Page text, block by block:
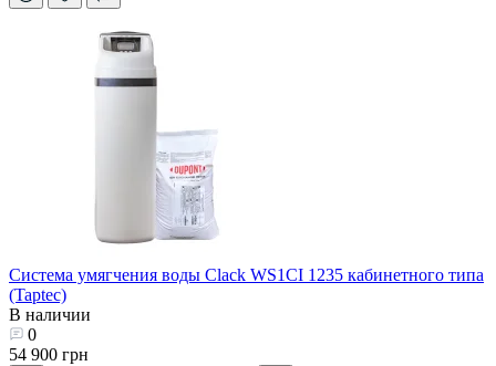
Система умягчения воды Clack WS1CI 1235 кабинетного типа
(Taptec)
В наличии
0
54 900 грн